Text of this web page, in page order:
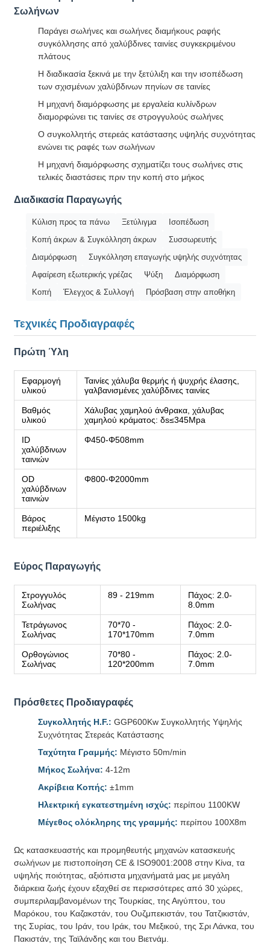
Σωλήνων
Παράγει σωλήνες και σωλήνες διαμήκους ραφής
συγκόλλησης από χαλύβδινες ταινίες συγκεκριμένου
πλάτους
Η διαδικασία ξεκινά με την ξετύλιξη και την ισοπέδωση
των σχισμένων χαλύβδινων πηνίων σε ταινίες
Η μηχανή διαμόρφωσης με εργαλεία κυλίνδρων
διαμορφώνει τις ταινίες σε στρογγυλούς σωλήνες
Ο συγκολλητής στερεάς κατάστασης υψηλής συχνότητας
ενώνει τις ραφές των σωλήνων
Η μηχανή διαμόρφωσης σχηματίζει τους σωλήνες στις
τελικές διαστάσεις πριν την κοπή στο μήκος
Διαδικασία Παραγωγής
Κύλιση προς τα πάνω Ξετύλιγμα
Ισοπέδωση
Κοπή άκρων & Συγκόλληση άκρων
Συσσωρευτής
Διαμόρφωση
Συγκόλληση επαγωγής υψηλής συχνότητας
Αφαίρεση εξωτερικής γρέζας
Ψύξη
Διαμόρφωση
Κοπή
Έλεγχος & Συλλογή Πρόσβαση στην αποθήκη
Τεχνικές Προδιαγραφές
Πρώτη Ύλη
Εφαρμογή
υλικού
Ταινίες χάλυβα θερμής ή ψυχρής έλασης,
γαλβανισμένες χαλύβδινες ταινίες
Βαθμός
υλικού
Χάλυβας χαμηλού άνθρακα, χάλυβας
χαμηλού κράματος: δs≤345Mpa
ID
χαλύβδινων
ταινιών
Φ450-Φ508mm
OD
χαλύβδινων
ταινιών
Φ800-Φ2000mm
Βάρος
περιέλιξης
Μέγιστο 1500kg
Εύρος Παραγωγής
Στρογγυλός
Σωλήνας
89 - 219mm
Πάχος: 2.0-
8.0mm
Τετράγωνος
Σωλήνας
70*70 -
170*170mm
Πάχος: 2.0-
7.0mm
Ορθογώνιος
Σωλήνας
70*80 -
120*200mm
Πάχος: 2.0-
7.0mm
Πρόσθετες Προδιαγραφές
Συγκολλητής H.F.: GGP600Kw Συγκολλητής Υψηλής
Συχνότητας Στερεάς Κατάστασης
Ταχύτητα Γραμμής: Μέγιστο 50m/min
Μήκος Σωλήνα: 4-12m
Ακρίβεια Κοπής: ±1mm
Ηλεκτρική εγκατεστημένη ισχύς: περίπου 1100KW
Μέγεθος ολόκληρης της γραμμής: περίπου 100X8m
Ως κατασκευαστής και προμηθευτής μηχανών κατασκευής
σωλήνων με πιστοποίηση CE & ISO9001:2008 στην Κίνα, τα
υψηλής ποιότητας, αξιόπιστα μηχανήματά μας με μεγάλη
διάρκεια ζωής έχουν εξαχθεί σε περισσότερες από 30 χώρες,
συμπεριλαμβανομένων της Τουρκίας, της Αιγύπτου, του
Μαρόκου, του Καζακστάν, του Ουζμπεκιστάν, του Τατζικιστάν,
της Συρίας, του Ιράν, του Ιράκ, του Μεξικού, της Σρι Λάνκα, του
Πακιστάν, της Ταϊλάνδης και του Βιετνάμ.